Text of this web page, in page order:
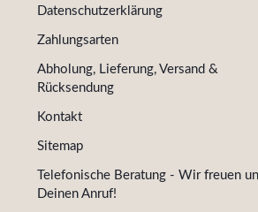
Datenschutzerklärung
Zahlungsarten
Abholung, Lieferung, Versand &
Rücksendung
Kontakt
Sitemap
Telefonische Beratung - Wir freuen
Deinen Anruf!